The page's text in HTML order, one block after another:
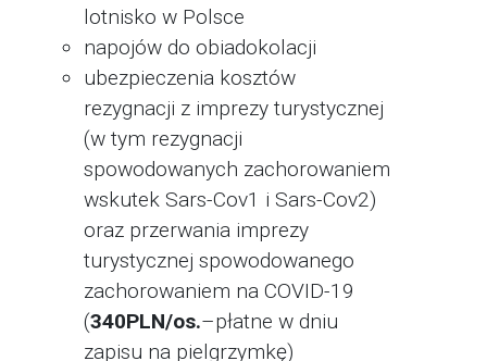
lotnisko w Polsce
napojów do obiadokolacji
ubezpieczenia kosztów
rezygnacji z imprezy turystycznej
(w tym rezygnacji
spowodowanych zachorowaniem
wskutek Sars-Cov1 i Sars-Cov2)
oraz przerwania imprezy
turystycznej spowodowanego
zachorowaniem na COVID-19
(340PLN/os.–płatne w dniu
zapisu na pielgrzymkę)